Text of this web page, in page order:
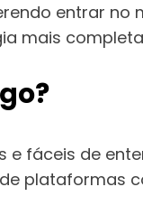
entrar
mais
e fáceis de
plataformas